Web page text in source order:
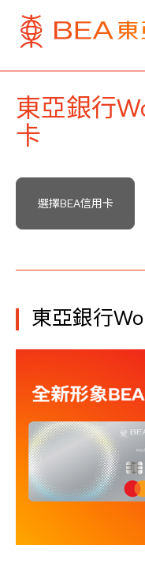
東亞銀行
卡
選擇BEA信用卡
東亞銀行